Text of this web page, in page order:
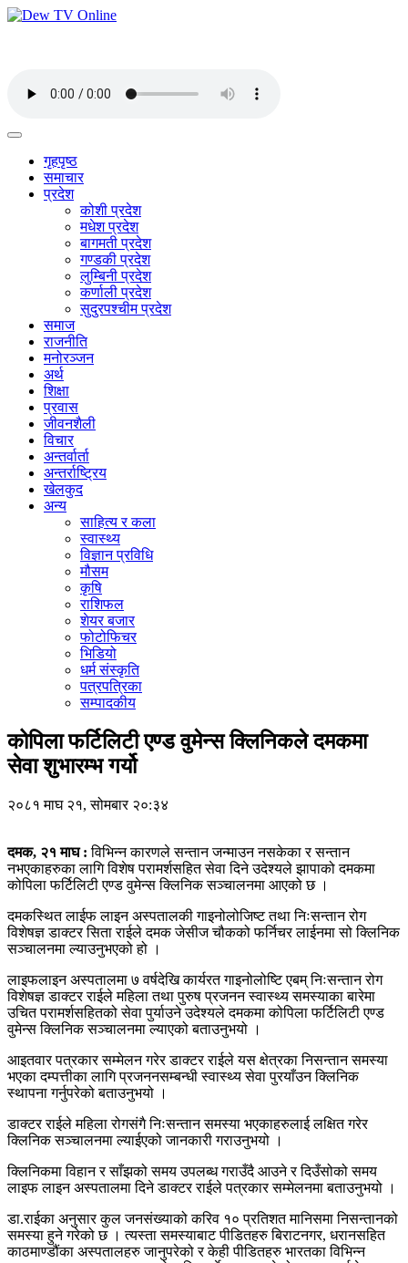
गृहपृष्ठ
समाचार
प्रदेश
कोशी प्रदेश
मधेश प्रदेश
बागमती प्रदेश
गण्डकी प्रदेश
लुम्बिनी प्रदेश
कर्णाली प्रदेश
सुदुरपश्चीम प्रदेश
समाज
राजनीति
मनोरञ्जन
अर्थ
शिक्षा
प्रवास
जीवनशैली
विचार
अन्तर्वार्ता
अन्तर्राष्ट्रिय
खेलकुद
अन्य
साहित्य र कला
स्वास्थ्य
विज्ञान प्रविधि
मौसम
कृषि
राशिफल
शेयर बजार
फोटोफिचर
भिडियो
धर्म संस्कृति
पत्रपत्रिका
सम्पादकीय
कोपिला फर्टिलिटी एण्ड वुमेन्स क्लिनिकले दमकमा
सेवा शुभारम्भ गर्यो
२०८१ माघ २१, सोमबार २०:३४
दमक, २१ माघ : विभिन्न कारणले सन्तान जन्माउन नसकेका र सन्तान
नभएकाहरुका लागि विशेष परामर्शसहित सेवा दिने उदेश्यले झापाको दमकमा
कोपिला फर्टिलिटी एण्ड वुमेन्स क्लिनिक सञ्चालनमा आएको छ ।
दमकस्थित लाईफ लाइन अस्पतालकी गाइनोलोजिष्ट तथा निःसन्तान रोग
विशेषज्ञ डाक्टर सिता राईले दमक जेसीज चौकको फर्निचर लाईनमा सो क्लिनिक
सञ्चालनमा ल्याउनुभएको हो ।
लाइफलाइन अस्पतालमा ७ वर्षदेखि कार्यरत गाइनोलोष्टि एबम् निःसन्तान रोग
विशेषज्ञ डाक्टर राईले महिला तथा पुरुष प्रजनन स्वास्थ्य समस्याका बारेमा
उचित परामर्शसहितको सेवा पुर्याउने उदेश्यले दमकमा कोपिला फर्टिलिटी एण्ड
वुमेन्स क्लिनिक सञ्चालनमा ल्याएको बताउनुभयो ।
आइतवार पत्रकार सम्मेलन गरेर डाक्टर राईले यस क्षेत्रका निसन्तान समस्या
भएका दम्पत्तीका लागि प्रजननसम्बन्धी स्वास्थ्य सेवा पुरयाँउन क्लिनिक
स्थापना गर्नुपरेको बताउनुभयो ।
डाक्टर राईले महिला रोगसंगै निःसन्तान समस्या भएकाहरुलाई लक्षित गरेर
क्लिनिक सञ्चालनमा ल्याईएको जानकारी गराउनुभयो ।
क्लिनिकमा विहान र साँझको समय उपलब्ध गराउँदै आउने र दिउँसोको समय
लाइफ लाइन अस्पतालमा दिने डाक्टर राईले पत्रकार सम्मेलनमा बताउनुभयो ।
डा.राईका अनुसार कुल जनसंख्याको करिव १० प्रतिशत मानिसमा निसन्तानको
समस्या हुने गरेको छ । त्यस्ता समस्याबाट पीडितहरु बिराटनगर, धरानसहित
काठमाण्डौंका अस्पतालहरु जानुपरेको र केही पीडितहरु भारतका विभिन्न